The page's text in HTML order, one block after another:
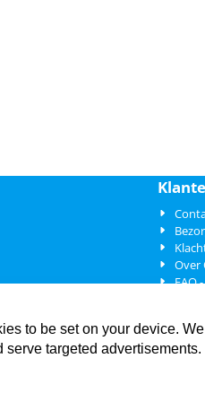
Over
FAQ
to be set on your device.
serve targeted